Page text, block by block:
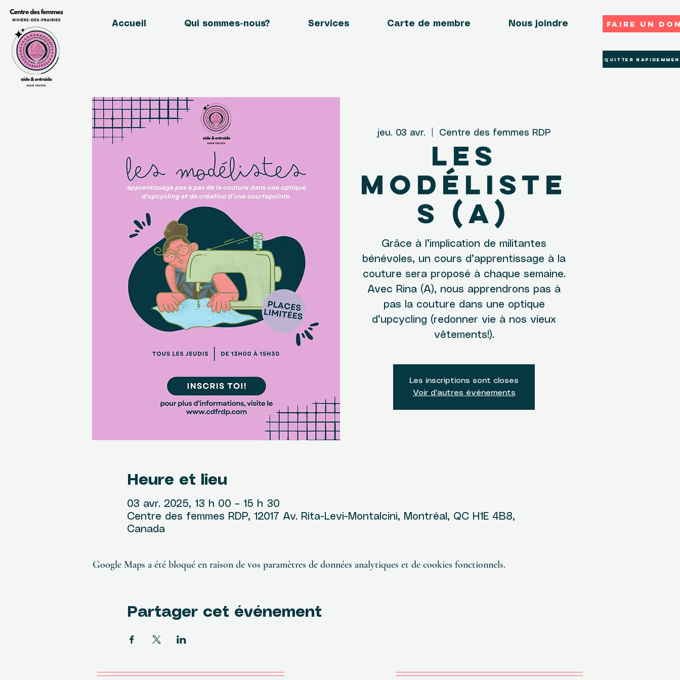
Accueil Qui sommes-nous? Services Carte de membre Nous joindre Faire un
Quitter
jeu. 03 avr. Centre des femmes RDP
Les
Modéliste
s (A)
Grâce à l’implication de militantes
bénévoles, un cours d’apprentissage à la
couture sera proposé à chaque semaine.
Avec Rina (A), nous apprendrons pas à
pas la couture dans une optique
d’upcycling (redonner vie à nos vieux
vêtements!).
Les inscriptions sont closes
Voir d'autres événements
Heure et lieu
03 avr. 2025, 13 h 00 – 15 h 30
Centre des femmes RDP, 12017 Av. Rita-Levi-Montalcini, Montréal, QC H1E 4B8,
Canada
Google Maps a été bloqué en raison de vos paramètres de données analytiques et de cookies fonctionnels.
Partager cet événement